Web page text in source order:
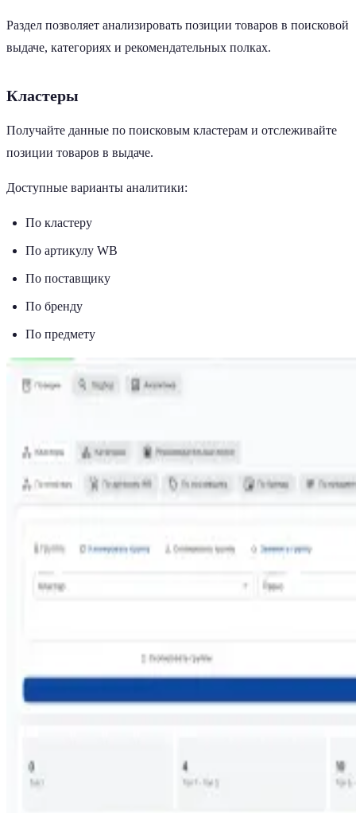
Раздел позволяет анализировать позиции товаров в поисковой
выдаче, категориях и рекомендательных полках.
Кластеры
Получайте данные по поисковым кластерам и отслеживайте
позиции товаров в выдаче.
Доступные варианты аналитики:
По кластеру
По артикулу WB
По поставщику
По бренду
По предмету